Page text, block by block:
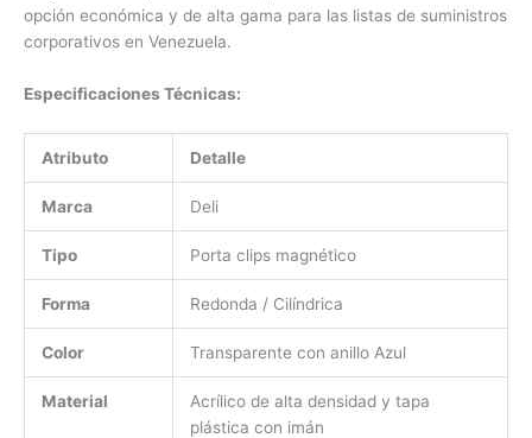
opción económica y de alta gama para las listas de suministros
corporativos en Venezuela.
Especificaciones Técnicas:
Atributo Detalle
Marca Deli
Tipo Porta clips magnético
Forma Redonda / Cilíndrica
Color Transparente con anillo Azul
Material
Acrílico de alta densidad y tapa
plástica con imán